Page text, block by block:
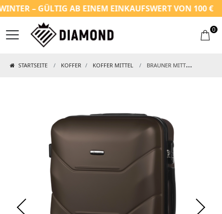
– GÜLTIG AB EINEM EINKAUFSWERT VON 100 €
0
STARTSEITE KOFFER KOFFER MITTEL BRAUNER MITTELGROẞER KOFFER AUS ABS